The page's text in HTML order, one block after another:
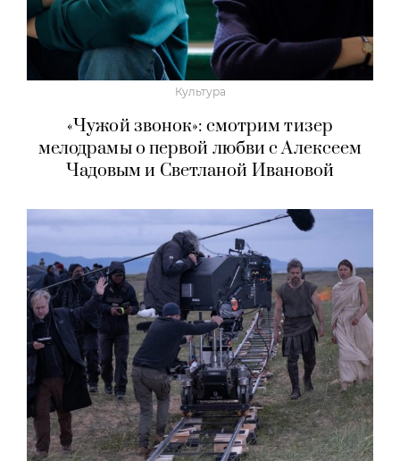
Культура
«Чужой звонок»: смотрим тизер
мелодрамы о первой любви с Алексеем
Чадовым и Светланой Ивановой